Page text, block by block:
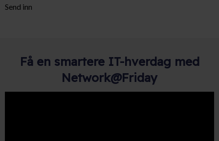
Send inn
Få en smartere IT-hverdag med
Network@Friday